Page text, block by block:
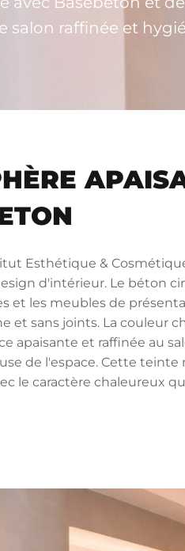
salon raffinée et
Esthétique &
d'intérieur. Le béton
et les meubles de
et sans joints. La couleur
apaisante et raffinée au
de l'espace. Cette teinte
le caractère chaleureux